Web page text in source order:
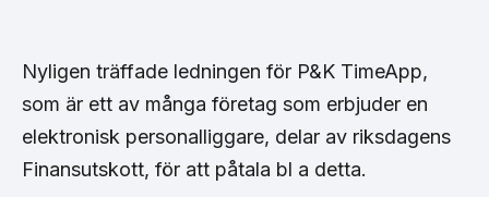
Nyligen träffade ledningen för P&K TimeApp,
som är ett av många företag som erbjuder en
elektronisk personalliggare, delar av riksdagens
Finansutskott, för att påtala bl a detta.